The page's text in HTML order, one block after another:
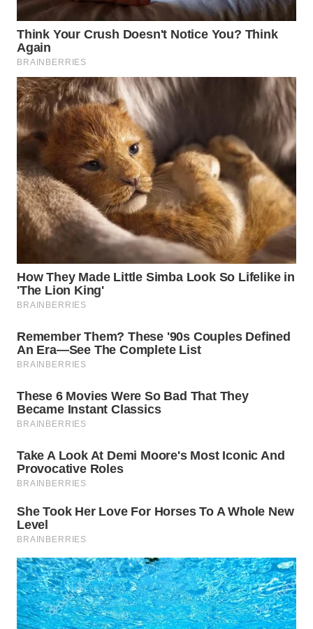
KALTIM
WN
SULSEL
WN
GORONTALO
WN
SULUT
WN
MALUKU
MALUT
WN
WN
DANAU
WN
WN
LANGKAT
WN
TAPANULI
WN
TANJUNG
LESUNG